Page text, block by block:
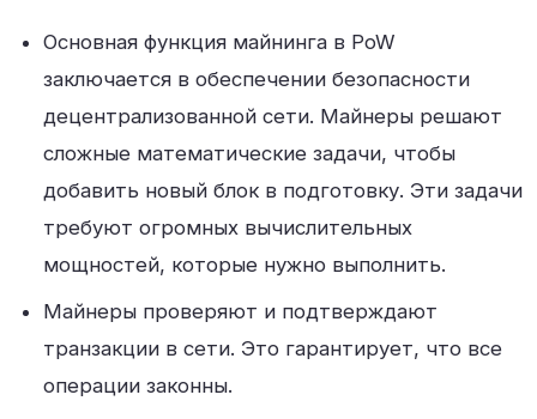
Основная функция майнинга в PoW
заключается в обеспечении безопасности
децентрализованной сети. Майнеры решают
сложные математические задачи, чтобы
добавить новый блок в подготовку. Эти задачи
требуют огромных вычислительных
мощностей, которые нужно выполнить.
Майнеры проверяют и подтверждают
транзакции в сети. Это гарантирует, что все
операции законны.